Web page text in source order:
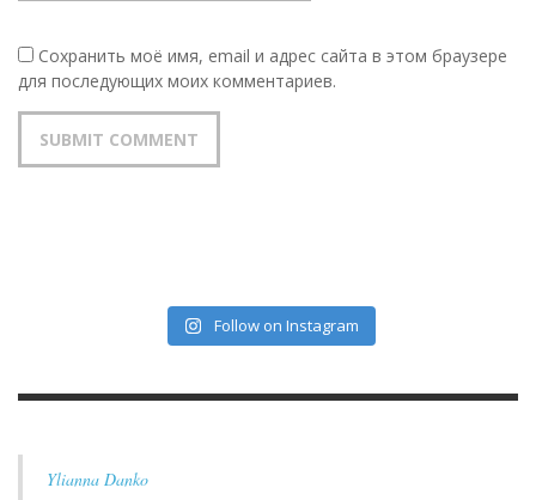
Сохранить моё имя, email и адрес сайта в этом браузере
для последующих моих комментариев.
Follow on Instagram
Ylianna Danko